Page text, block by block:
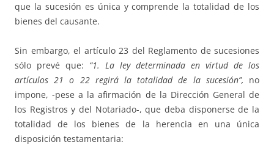
que la sucesión es única y comprende la totalidad de los
bienes del causante.
Sin embargo, el artículo 23 del Reglamento de sucesiones
sólo prevé que: “1. La ley determinada en virtud de los
artículos 21 o 22 regirá la totalidad de la sucesión”, no
impone, -pese a la afirmación de la Dirección General de
los Registros y del Notariado-, que deba disponerse de la
totalidad de los bienes de la herencia en una única
disposición testamentaria: